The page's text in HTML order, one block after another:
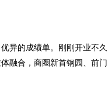
的成绩单。刚刚开业不
融合，商圈新首钢园、前